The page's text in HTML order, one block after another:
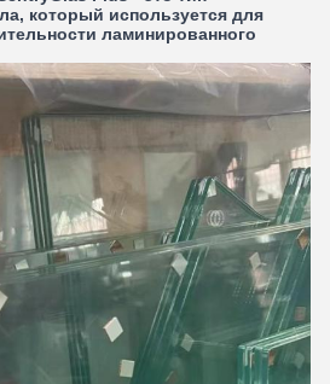
который используется для
ламинированного